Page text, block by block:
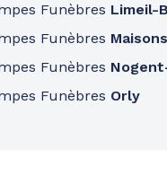
Funèbres Limeil-
Funèbres
Funèbres
Funèbres Orly